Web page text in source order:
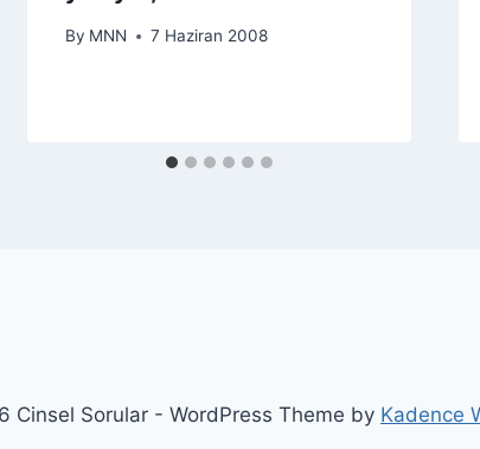
By MNN 7 Haziran 2008
Cinsel Sorular - WordPress Theme by Kadence